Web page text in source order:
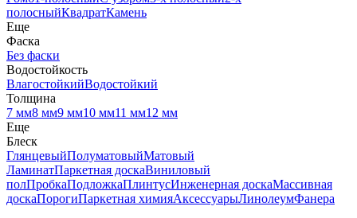
полосныйКвадратКамень
Еще
Фаска
Без фаски
Водостойкость
ВлагостойкийВодостойкий
Толщина
7 мм8 мм9 мм10 мм11 мм12 мм
Еще
Блеск
ГлянцевыйПолуматовыйМатовый
ЛаминатПаркетная доскаВиниловый
полПробкаПодложкаПлинтусИнженерная доскаМассивная
доскаПорогиПаркетная химияАксессуарыЛинолеумФанера